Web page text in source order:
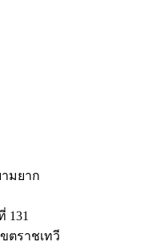
มยาก
131
ตราชเทวี